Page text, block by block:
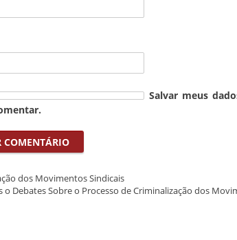
Salvar meus
dos Movimentos Sindicais
o Debates Sobre o Processo de Criminalização dos